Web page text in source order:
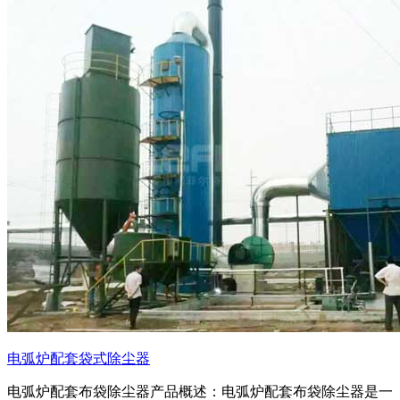
电弧炉配套袋式除尘器
电弧炉配套布袋除尘器产品概述：电弧炉配套布袋除尘器是一